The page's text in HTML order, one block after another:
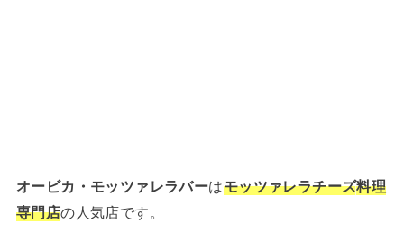
オービカ・モッツァレラバーはモッツァレラチーズ料理
専門店の人気店です。